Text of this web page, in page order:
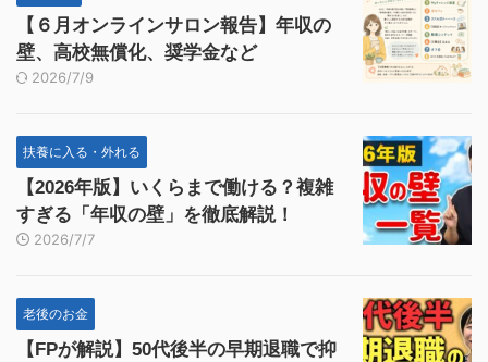
【６月オンラインサロン報告】年収の
壁、高校無償化、奨学金など
2026/7/9
扶養に入る・外れる
【2026年版】いくらまで働ける？複雑
すぎる「年収の壁」を徹底解説！
2026/7/7
老後のお金
【FPが解説】50代後半の早期退職で抑